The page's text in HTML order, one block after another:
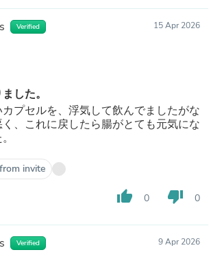
Verified 15 Apr 2026
した。
プセルを、浮気して飲んでましたがな
、これに戻したら腸がとても元気にな
invite
thumb_up 0 thumb_down 0
Verified 9 Apr 2026